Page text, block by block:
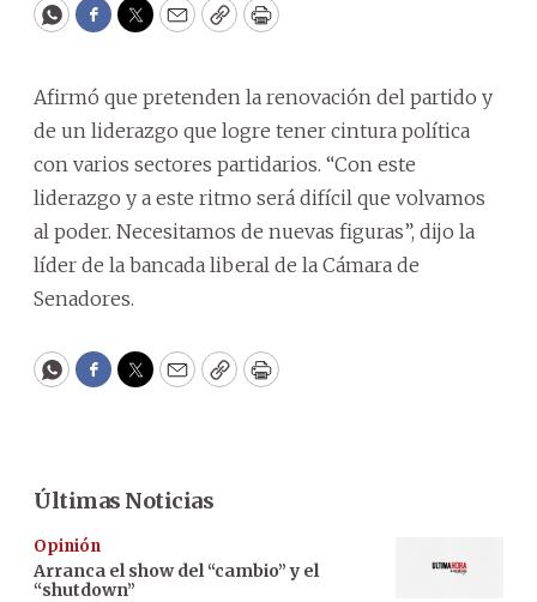
WhatsApp
Facebook
Twitter
EmailCopyPrint
Afirmó que pretenden la renovación del partido y
de un liderazgo que logre tener cintura política
con varios sectores partidarios. “Con este
liderazgo y a este ritmo será difícil que volvamos
al poder. Necesitamos de nuevas figuras”, dijo la
líder de la bancada liberal de la Cámara de
Senadores.
WhatsApp
Facebook
Twitter
EmailCopyPrint
Últimas Noticias
Opinión
Arranca el show del “cambio” y el
“shutdown”